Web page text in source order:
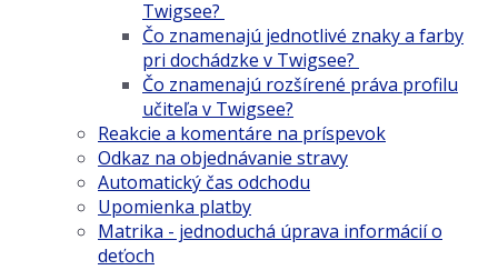
Twigsee?
Čo znamenajú jednotlivé znaky a farby
pri dochádzke v Twigsee?
Čo znamenajú rozšírené práva profilu
učiteľa v Twigsee?
Reakcie a komentáre na príspevok
Odkaz na objednávanie stravy
Automatický čas odchodu
Upomienka platby
Matrika - jednoduchá úprava informácií o
deťoch